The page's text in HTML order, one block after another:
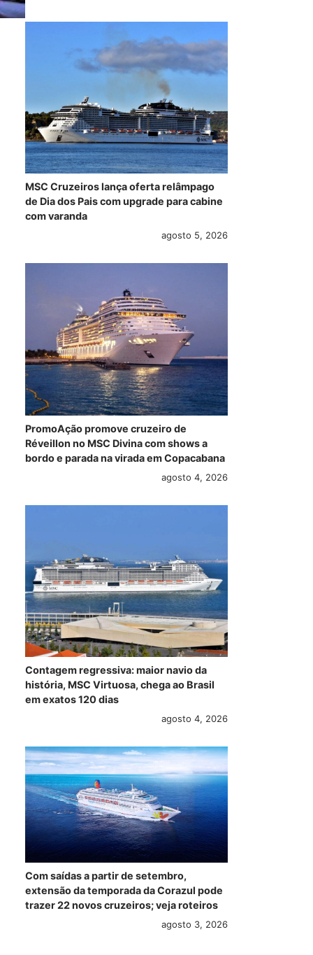
MSC Cruzeiros lança oferta relâmpago
de Dia dos Pais com upgrade para cabine
com varanda
agosto 5, 2026
PromoAção promove cruzeiro de
Réveillon no MSC Divina com shows a
bordo e parada na virada em Copacabana
agosto 4, 2026
Contagem regressiva: maior navio da
história, MSC Virtuosa, chega ao Brasil
em exatos 120 dias
agosto 4, 2026
Com saídas a partir de setembro,
extensão da temporada da Corazul pode
trazer 22 novos cruzeiros; veja roteiros
agosto 3, 2026